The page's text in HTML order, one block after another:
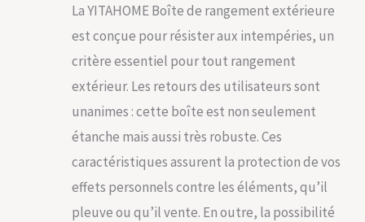
banc de rangement
table avec une
capacité de charge
de 158,8 kg, offrant à
la fois pratique et
esthétique
Assemblage sans
effort : l'installation
de cette boîte de
terrasse extérieure
est un jeu d'enfant
avec des outils
La YITAHOME Boîte de rangement extérieure
est conçue pour résister aux intempéries, un
critère essentiel pour tout rangement
extérieur. Les retours des utilisateurs sont
unanimes : cette boîte est non seulement
étanche mais aussi très robuste. Ces
caractéristiques assurent la protection de vos
effets personnels contre les éléments, qu’il
pleuve ou qu’il vente. En outre, la possibilité